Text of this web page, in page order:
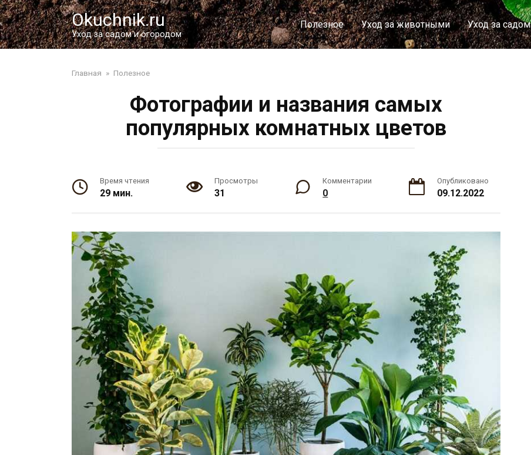
Перейти
к
контенту
Okuchnik.ru
Уход за садом и огородом
Полезное Уход за животными Уход за садом
Главная » Полезное
Фотографии и названия самых
популярных комнатных цветов
Время чтения
29 мин.
Просмотры
31
Комментарии
0
Опубликовано
09.12.2022